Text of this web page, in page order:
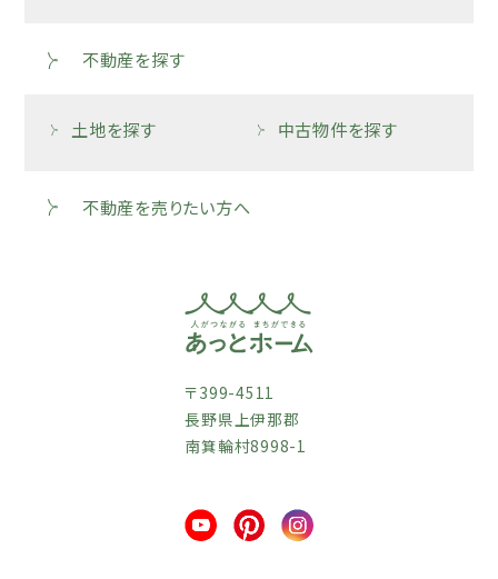
不動産を探す
土地を探す 中古物件を探す
不動産を売りたい方へ
〒399-4511
長野県上伊那郡
南箕輪村8998-1